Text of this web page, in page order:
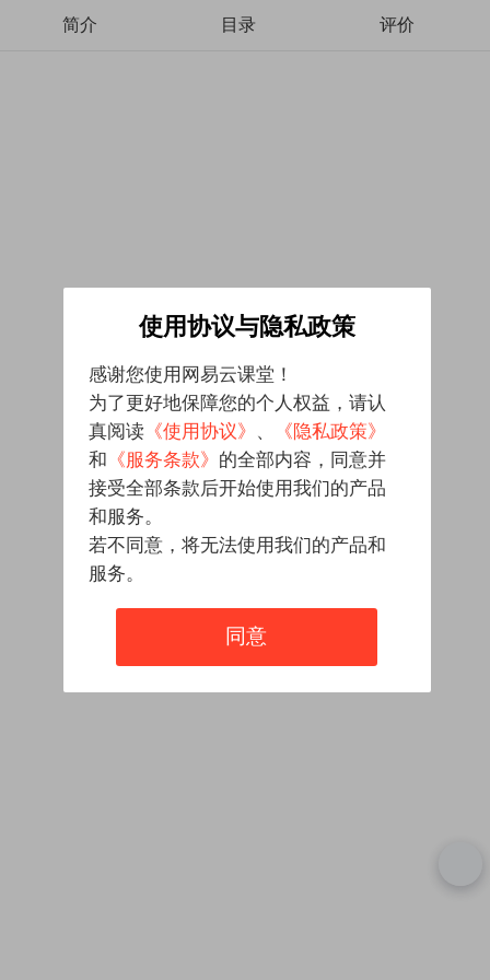
简介 目录 评价
使用协议与隐私政策
感谢您使用网易云课堂！
为了更好地保障您的个人权益，请认
真阅读 《使用协议》 、
《隐私政策》
和 《服务条款》 的全部内容，同意并
接受全部条款后开始使用我们的产品
和服务。
若不同意，将无法使用我们的产品和
服务。
同意